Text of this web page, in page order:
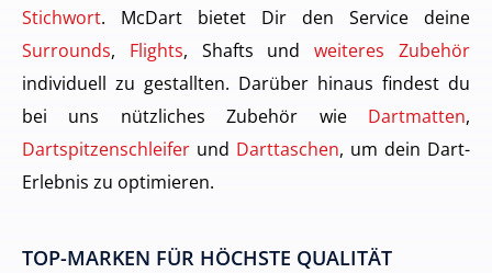
Stichwort. McDart bietet Dir den Service deine
Surrounds, Flights, Shafts undweiteres Zubehör
individuell zu gestallten. Darüber hinaus findest du
bei uns nützliches Zubehör wie Dartmatten,
Dartspitzenschleifer und Darttaschen, um dein Dart-
Erlebnis zu optimieren.
TOP-MARKEN FÜR HÖCHSTE QUALITÄT